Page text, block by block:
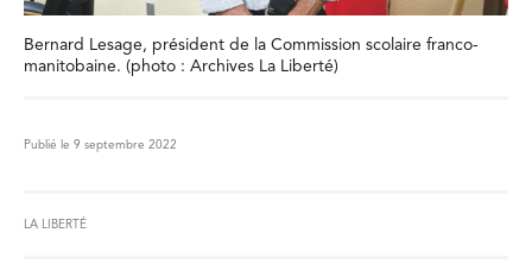
Bernard Lesage, président de la Commission scolaire franco-
manitobaine. (photo : Archives La Liberté)
Publié le 9 septembre 2022
LA LIBERTÉ